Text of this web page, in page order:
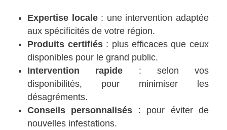
Expertise locale: une intervention adaptée
aux spécificités de votre région.
Produits certifiés: plus efficaces que ceux
disponibles pour le grand public.
Intervention rapide : selon vos
disponibilités, pour minimiser les
désagréments.
Conseils personnalisés : pour éviter de
nouvelles infestations.